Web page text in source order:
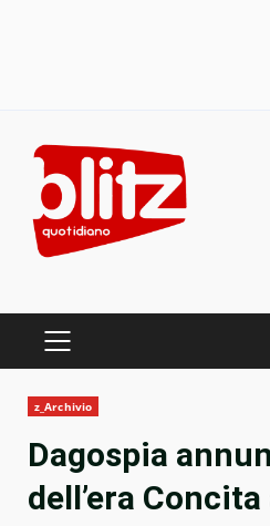
content
PRIMARY
z_Archivio
Dagospia
dell’era